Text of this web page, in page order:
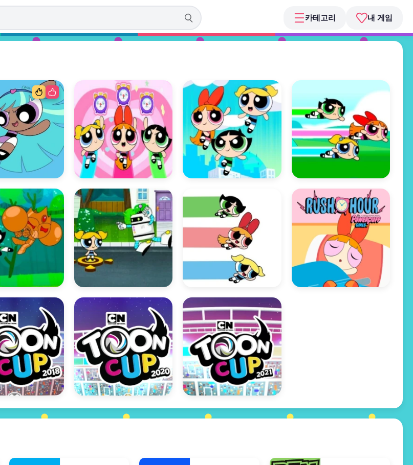
카테고리 내 게임